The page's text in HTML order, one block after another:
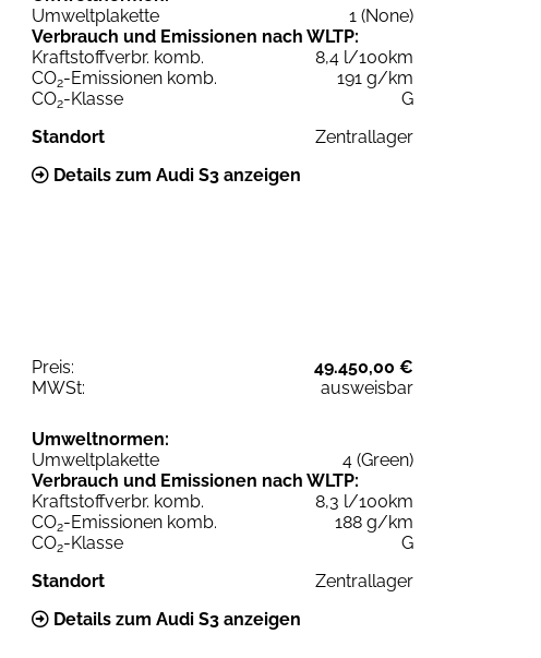
Umweltplakette
1 (None)
Verbrauch und Emissionen nach WLTP:
Kraftstoffverbr. komb.
8,4 l/100km
CO2-Emissionen komb.
191 g/km
CO2-Klasse
G
Standort
Zentrallager
Details zum Audi S3 anzeigen
Preis:
49.450,00 €
MWSt:
ausweisbar
Umweltnormen:
Umweltplakette
4 (Green)
Verbrauch und Emissionen nach WLTP:
Kraftstoffverbr. komb.
8,3 l/100km
CO2-Emissionen komb.
188 g/km
CO2-Klasse
G
Standort
Zentrallager
Details zum Audi S3 anzeigen